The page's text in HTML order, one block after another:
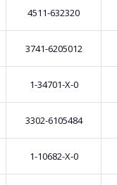
4511-632320
3741-6205012
1-34701-Х-0
3302-6105484
1-10682-Х-0